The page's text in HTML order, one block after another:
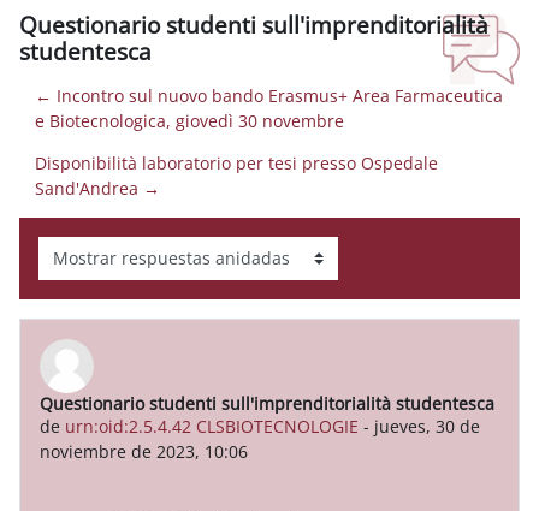
Questionario studenti sull'imprenditorialità
studentesca
← Incontro sul nuovo bando Erasmus+ Area Farmaceutica
e Biotecnologica, giovedì 30 novembre
Disponibilità laboratorio per tesi presso Ospedale
Sand'Andrea →
Mostrar modo
Questionario studenti sull'imprenditorialità studentesca
de urn:oid:2.5.4.42 CLSBIOTECNOLOGIE - jueves, 30 de
noviembre de 2023, 10:06
Número de respuestas: 0